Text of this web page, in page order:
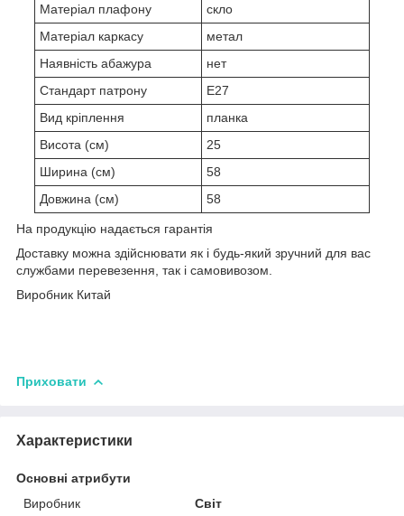
Матеріал плафону
скло
Матеріал каркасу
метал
Наявність абажура
нет
Стандарт патрону
E27
Вид кріплення
планка
Висота (см)
25
Ширина (см)
58
Довжина (см)
58
На продукцію надається гарантія
Доставку можна здійснювати як і будь-який зручний для вас
службами перевезення, так і самовивозом.
Виробник Китай
Приховати
Характеристики
Основні атрибути
Виробник
Світ